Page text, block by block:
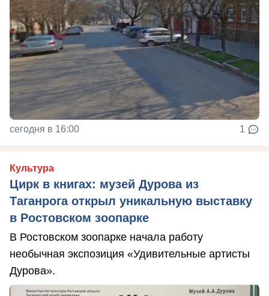
сегодня в 16:00 1
Культура
Цирк в книгах: музей Дурова из
Таганрога открыл уникальную выставку
в Ростовском зоопарке
В Ростовском зоопарке начала работу
необычная экспозиция «Удивительные артисты
Дурова».